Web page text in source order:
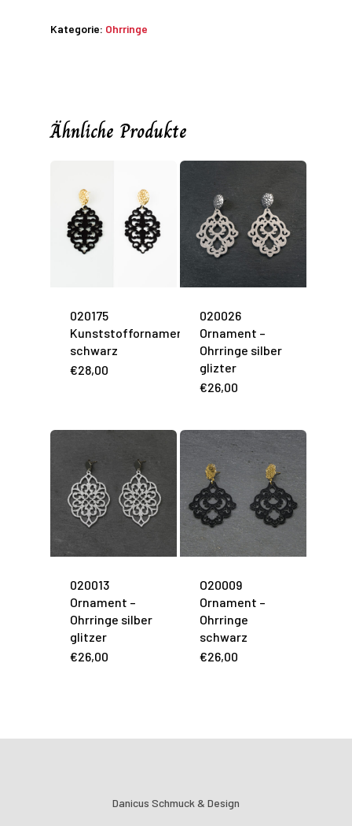
Kategorie: Ohrringe
Ähnliche Produkte
020175
Kunststoffornament
schwarz
€28,00
020026
Ornament –
Ohrringe silber
glizter
€26,00
020013
Ornament –
Ohrringe silber
glitzer
€26,00
O20009
Ornament –
Ohrringe
schwarz
€26,00
Danicus Schmuck & Design